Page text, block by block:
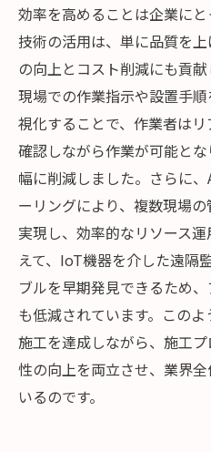
効率を高めることは企業に
技術の活用は、単に品質を
の向上とコスト削減にも貢
現場での作業指示や設置手
視化することで、作業者は
確認しながら作業が可能と
幅に削減しました。さらに
ーリングにより、複数現場
実現し、効率的なリソース
えて、IoT機器を介した遠隔
ブルを早期発見できるため
も低減されています。この
施工を達成しながら、施工
性の向上を両立させ、業界
いるのです。